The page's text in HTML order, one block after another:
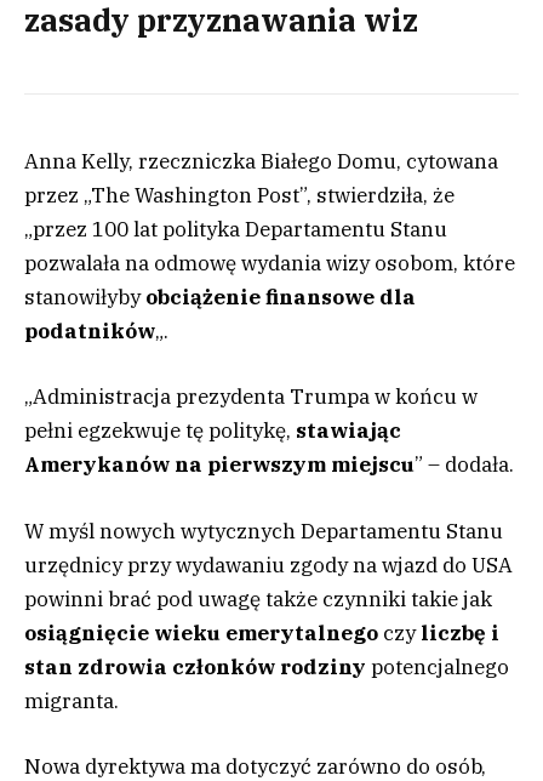
zasady przyznawania wiz
Anna Kelly, rzeczniczka Białego Domu, cytowana
przez „The Washington Post”, stwierdziła, że
„przez 100 lat polityka Departamentu Stanu
pozwalała na odmowę wydania wizy osobom, które
stanowiłybyobciążenie finansowe dla
podatników„.
„Administracja prezydenta Trumpa w końcu w
pełni egzekwuje tę politykę, stawiając
Amerykanów na pierwszym miejscu” – dodała.
W myśl nowych wytycznych Departamentu Stanu
urzędnicy przy wydawaniu zgody na wjazd do USA
powinni brać pod uwagę także czynniki takie jak
osiągnięcie wieku emerytalnego czyliczbę i
stan zdrowia członków rodziny potencjalnego
migranta.
Nowa dyrektywa ma dotyczyć zarówno do osób,